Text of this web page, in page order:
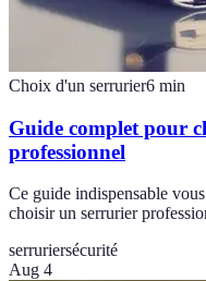
Choix d'un serrurier6 min
Guide complet pour
professionnel
Ce guide indispensable
choisir un serrurier
serruriersécurité
Aug 4